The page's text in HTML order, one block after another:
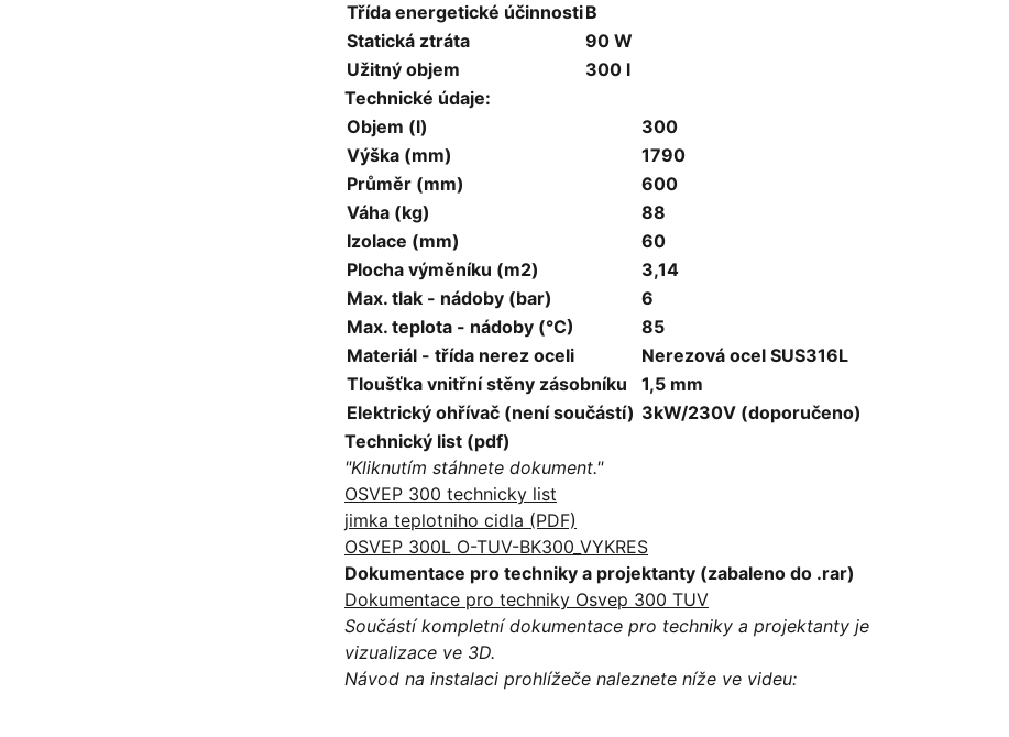
Třída energetické účinnostiB
Statická ztráta
90 W
Užitný objem
300 l
Technické údaje:
Objem (l)
300
Výška (mm)
1790
Průměr (mm)
600
Váha (kg)
88
Izolace (mm)
60
Plocha výměníku (m2)
3,14
Max. tlak - nádoby (bar)
6
Max. teplota - nádoby (°C)
85
Materiál - třída nerez oceli
Nerezová ocel SUS316L
Tloušťka vnitřní stěny zásobníku
1,5 mm
Elektrický ohřívač (není součástí) 3kW/230V (doporučeno)
Technický list (pdf)
"Kliknutím stáhnete dokument."
OSVEP 300 technicky list
jimka teplotniho cidla (PDF)
OSVEP 300L O-TUV-BK300_VYKRES
Dokumentace pro techniky a projektanty (zabaleno do .rar)
Dokumentace pro techniky Osvep 300 TUV
Součástí kompletní dokumentace pro techniky a projektanty je
vizualizace ve 3D.
Návod na instalaci prohlížeče naleznete níže ve videu: